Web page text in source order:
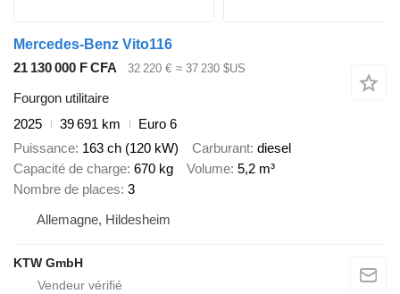
Mercedes-Benz Vito116
21 130 000 F CFA
32 220 € ≈ 37 230 $US
Fourgon utilitaire
2025
39 691 km
Euro 6
Puissance 163 ch (120 kW) Carburant diesel
Capacité de charge 670 kg Volume 5,2 m³
Nombre de places 3
Allemagne, Hildesheim
KTW GmbH